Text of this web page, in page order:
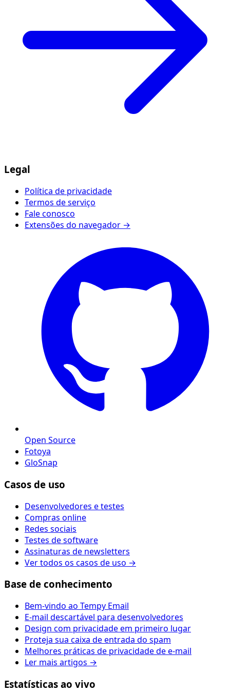
Legal
Política de privacidade
Termos de serviço
Fale conosco
Extensões do navegador →
Open Source
Fotoya
GloSnap
Casos de uso
Desenvolvedores e testes
Compras online
Redes sociais
Testes de software
Assinaturas de newsletters
Ver todos os casos de uso →
Base de conhecimento
Bem-vindo ao Tempy Email
E-mail descartável para desenvolvedores
Design com privacidade em primeiro lugar
Proteja sua caixa de entrada do spam
Melhores práticas de privacidade de e-mail
Ler mais artigos →
Estatísticas ao vivo